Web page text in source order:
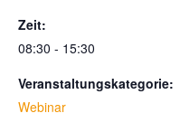
Zeit:
08:30 - 15:30
Veranstaltungskategorie:
Webinar